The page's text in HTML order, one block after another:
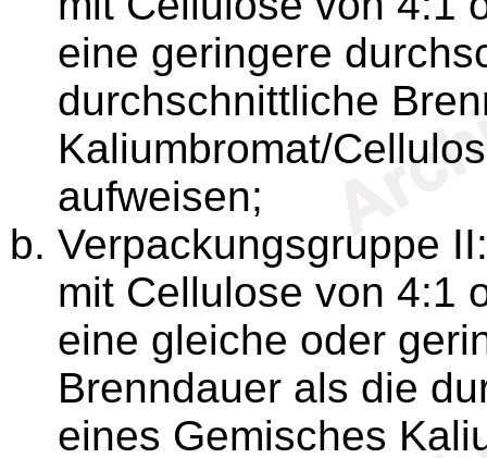
eine geringere
durchschnittliche
Kaliumbromat/
aufweisen;
Verpackungsgruppe
mit Cellulose von 4:1
eine gleiche oder
Brenndauer als die
eines Gemisches